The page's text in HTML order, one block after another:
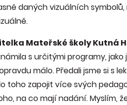
daných vizuálních
Mateřské školy Kutná
s určitými programy,
málo. Předali jsme si s
toho zapojit více svých
na co mají nadání. Myslím,